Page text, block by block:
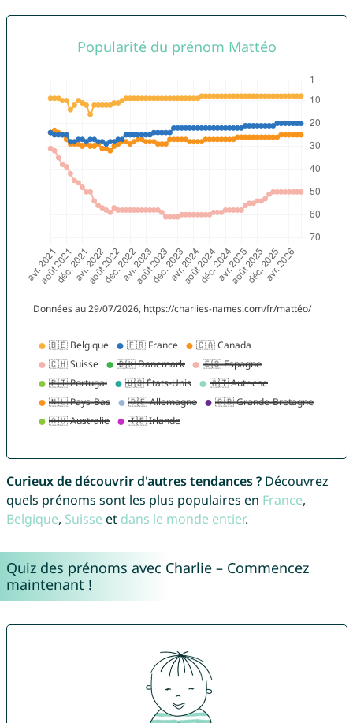
Curieux de découvrir d'autres tendances ?Découvrez
quels prénoms sont les plus populaires en France,
Belgique, Suisse et dans le monde entier.
Quiz des prénoms avec Charlie – Commencez
maintenant !